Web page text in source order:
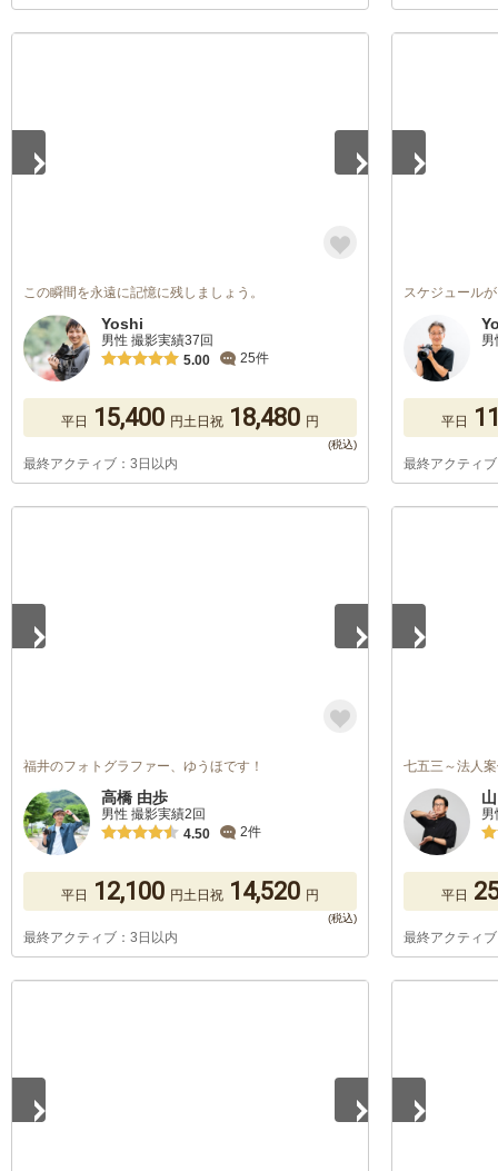
この瞬間を永遠に記憶に残しましょう。
Yoshi
男性 撮影実績37回
5.00
25件
平日 15,400 円土日祝 18,480 円
最終アクティブ：3日以内
スケジュール
男
平日
最終アクティ
福井のフォトグラファー、ゆうほです！
高橋 由歩
男性 撮影実績2回
4.50
2件
平日 12,100 円土日祝 14,520 円
最終アクティブ：3日以内
七五三～法人
平日
最終アクティ